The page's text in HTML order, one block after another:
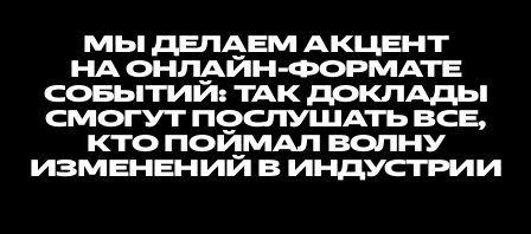
МЫ ДЕЛАЕМ АКЦЕНТ
НА ОНЛАЙН-ФОРМАТЕ
СОБЫТИЙ: ТАК ДОКЛАДЫ
СМОГУТ ПОСЛУШАТЬ ВСЕ,
КТО ПОЙМАЛ ВОЛНУ
ИЗМЕНЕНИЙ В ИНДУСТРИИ